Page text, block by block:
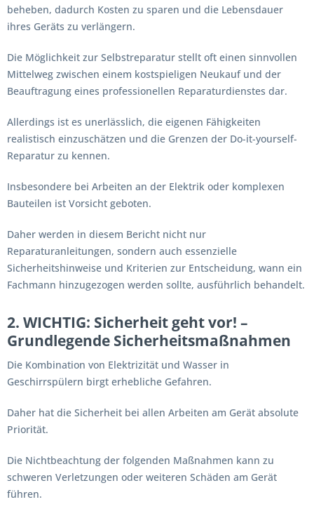
beheben, dadurch Kosten zu sparen und die Lebensdauer
ihres Geräts zu verlängern.
Die Möglichkeit zur Selbstreparatur stellt oft einen sinnvollen
Mittelweg zwischen einem kostspieligen Neukauf und der
Beauftragung eines professionellen Reparaturdienstes dar.
Allerdings ist es unerlässlich, die eigenen Fähigkeiten
realistisch einzuschätzen und die Grenzen der Do-it-yourself-
Reparatur zu kennen.
Insbesondere bei Arbeiten an der Elektrik oder komplexen
Bauteilen ist Vorsicht geboten.
Daher werden in diesem Bericht nicht nur
Reparaturanleitungen, sondern auch essenzielle
Sicherheitshinweise und Kriterien zur Entscheidung, wann ein
Fachmann hinzugezogen werden sollte, ausführlich behandelt.
2. WICHTIG: Sicherheit geht vor! –
Grundlegende Sicherheitsmaßnahmen
Die Kombination von Elektrizität und Wasser in
Geschirrspülern birgt erhebliche Gefahren.
Daher hat die Sicherheit bei allen Arbeiten am Gerät absolute
Priorität.
Die Nichtbeachtung der folgenden Maßnahmen kann zu
schweren Verletzungen oder weiteren Schäden am Gerät
führen.